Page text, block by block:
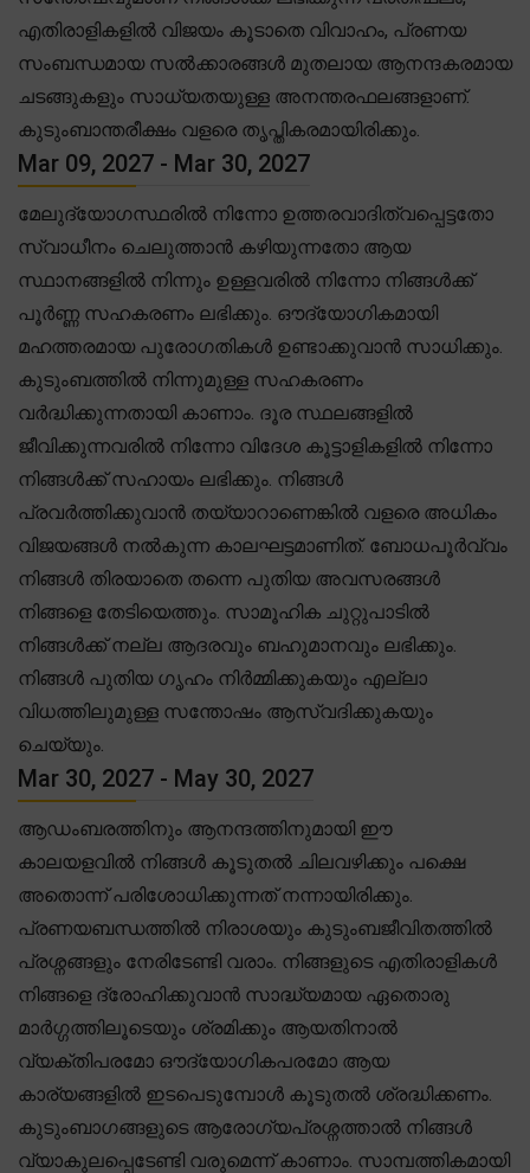
എതിരാളികളിൽ വിജയം കൂടാതെ വിവാഹം, പ്രണയ
സംബന്ധമായ സൽക്കാരങ്ങൾ മുതലായ ആനന്ദകരമായ
ചടങ്ങുകളും സാധ്യതയുള്ള അനന്തരഫലങ്ങളാണ്.
കുടുംബാന്തരീക്ഷം വളരെ തൃപ്തികരമായിരിക്കും.
Mar 09, 2027 - Mar 30, 2027
മേലുദ്യോഗസ്ഥരിൽ നിന്നോ ഉത്തരവാദിത്വപ്പെട്ടതോ
സ്വാധീനം ചെലുത്താൻ കഴിയുന്നതോ ആയ
സ്ഥാനങ്ങളിൽ നിന്നും ഉള്ളവരിൽ നിന്നോ നിങ്ങൾക്ക്
പൂർണ്ണ സഹകരണം ലഭിക്കും. ഔദ്യോഗികമായി
മഹത്തരമായ പുരോഗതികൾ ഉണ്ടാക്കുവാൻ സാധിക്കും.
കുടുംബത്തിൽ നിന്നുമുള്ള സഹകരണം
വർദ്ധിക്കുന്നതായി കാണാം. ദൂര സ്ഥലങ്ങളിൽ
ജീവിക്കുന്നവരിൽ നിന്നോ വിദേശ കൂട്ടാളികളിൽ നിന്നോ
നിങ്ങൾക്ക് സഹായം ലഭിക്കും. നിങ്ങൾ
പ്രവർത്തിക്കുവാൻ തയ്യാറാണെങ്കിൽ വളരെ അധികം
വിജയങ്ങൾ നൽകുന്ന കാലഘട്ടമാണിത്. ബോധപൂർവ്വം
നിങ്ങൾ തിരയാതെ തന്നെ പുതിയ അവസരങ്ങൾ
നിങ്ങളെ തേടിയെത്തും. സാമൂഹിക ചുറ്റുപാടിൽ
നിങ്ങൾക്ക് നല്ല ആദരവും ബഹുമാനവും ലഭിക്കും.
നിങ്ങൾ പുതിയ ഗൃഹം നിർമ്മിക്കുകയും എല്ലാ
വിധത്തിലുമുള്ള സന്തോഷം ആസ്വദിക്കുകയും
ചെയ്യും.
Mar 30, 2027 - May 30, 2027
ആഡംബരത്തിനും ആനന്ദത്തിനുമായി ഈ
കാലയളവിൽ നിങ്ങൾ കൂടുതൽ ചിലവഴിക്കും പക്ഷെ
അതൊന്ന് പരിശോധിക്കുന്നത് നന്നായിരിക്കും.
പ്രണയബന്ധത്തിൽ നിരാശയും കുടുംബജീവിതത്തിൽ
പ്രശ്നങ്ങളും നേരിടേണ്ടി വരാം. നിങ്ങളുടെ എതിരാളികൾ
നിങ്ങളെ ദ്രോഹിക്കുവാൻ സാദ്ധ്യമായ ഏതൊരു
മാർഗ്ഗത്തിലൂടെയും ശ്രമിക്കും ആയതിനാൽ
വ്യക്തിപരമോ ഔദ്യോഗികപരമോ ആയ
കാര്യങ്ങളിൽ ഇടപെടുമ്പോൾ കൂടുതൽ ശ്രദ്ധിക്കണം.
കുടുംബാഗങ്ങളുടെ ആരോഗ്യപ്രശ്നത്താൽ നിങ്ങൾ
വ്യാകുലപ്പെടേണ്ടി വരുമെന്ന് കാണാം. സാമ്പത്തികമായി